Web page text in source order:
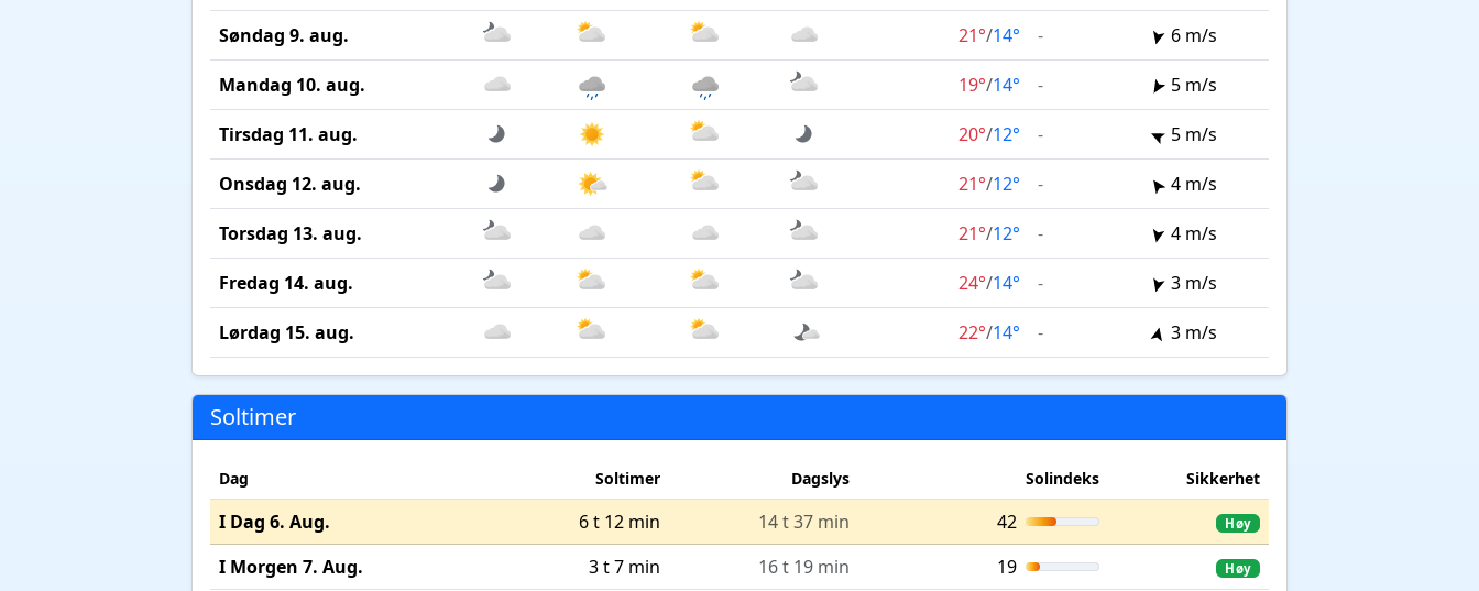
Søndag 9. aug. 21°/14° - 6 m/s
Mandag 10. aug. 19°/14° - 5 m/s
Tirsdag 11. aug. 20°/12° - 5 m/s
Onsdag 12. aug. 21°/12° - 4 m/s
Torsdag 13. aug. 21°/12° - 4 m/s
Fredag 14. aug. 24°/14° - 3 m/s
Lørdag 15. aug. 22°/14° - 3 m/s
Soltimer
Dag Soltimer Dagslys Solindeks Sikkerhet
I Dag 6. Aug. 6 t 12 min 14 t 37 min 42 Høy
I Morgen 7. Aug. 3 t 7 min 16 t 19 min 19 Høy